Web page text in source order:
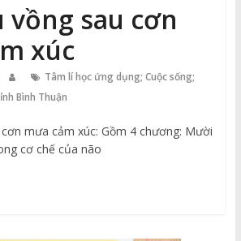
vồng sau cơn
xúc
Tâm lí học ứng dụng; Cuộc sống;
Bình Thuận
mưa cảm xúc: Gồm 4 chương: Mười
cơ chế của não